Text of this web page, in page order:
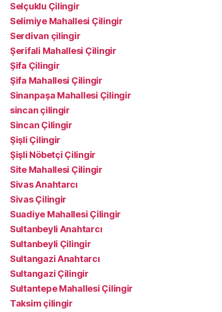
Selçuklu Çilingir
Selimiye Mahallesi Çilingir
Serdivan çilingir
Şerifali Mahallesi Çilingir
Şifa Çilingir
Şifa Mahallesi Çilingir
Sinanpaşa Mahallesi Çilingir
sincan çilingir
Sincan Çilingir
Şişli Çilingir
Şişli Nöbetçi Çilingir
Site Mahallesi Çilingir
Sivas Anahtarcı
Sivas Çilingir
Suadiye Mahallesi Çilingir
Sultanbeyli Anahtarcı
Sultanbeyli Çilingir
Sultangazi Anahtarcı
Sultangazi Çilingir
Sultantepe Mahallesi Çilingir
Taksim çilingir